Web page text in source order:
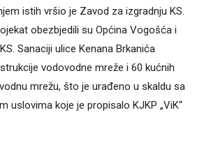
istih vršio je Zavod za izgradnju KS.
obezbjedili su Općina Vogošća i
Sanaciji ulice Kenana Brkanića
vodovodne mreže i 60 kućnih
mrežu, što je urađeno u skaldu sa
uslovima koje je propisalo KJKP „ViK“